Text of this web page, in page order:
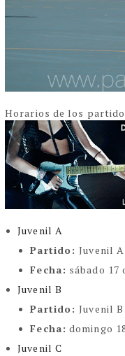
Horarios de los
Juvenil A
Partido:Juvenil
Fecha: sábado 17
Juvenil B
Partido:Juvenil B
Fecha: domingo
Juvenil C